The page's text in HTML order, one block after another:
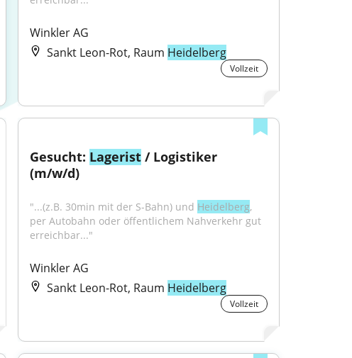
Winkler AG
Sankt Leon-Rot, Raum Heidelberg
Vollzeit
Gesucht: Lagerist / Logistiker
(m/w/d)
"...(z.B. 30min mit der S-Bahn) und Heidelberg,
per Autobahn oder öffentlichem Nahverkehr gut
erreichbar..."
Winkler AG
Sankt Leon-Rot, Raum Heidelberg
Vollzeit